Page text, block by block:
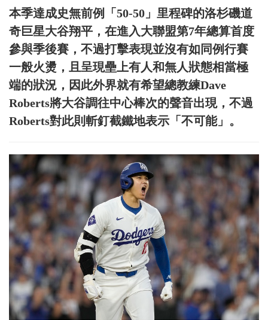
本季達成史無前例「50-50」里程碑的洛杉磯道
奇巨星大谷翔平，在進入大聯盟第7年總算首度
參與季後賽，不過打擊表現並沒有如同例行賽
一般火燙，且呈現壘上有人和無人狀態相當極
端的狀況，因此外界就有希望總教練Dave
Roberts將大谷調往中心棒次的聲音出現，不過
Roberts對此則斬釘截鐵地表示「不可能」。